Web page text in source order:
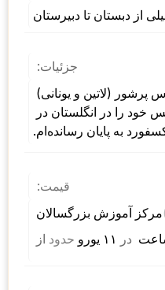
از دبستان تا دبیرستان
جزئیات:
به پایان رسانده‌ام.
قیمت:
مرکز آموزش بزرگسالان
از حدود در